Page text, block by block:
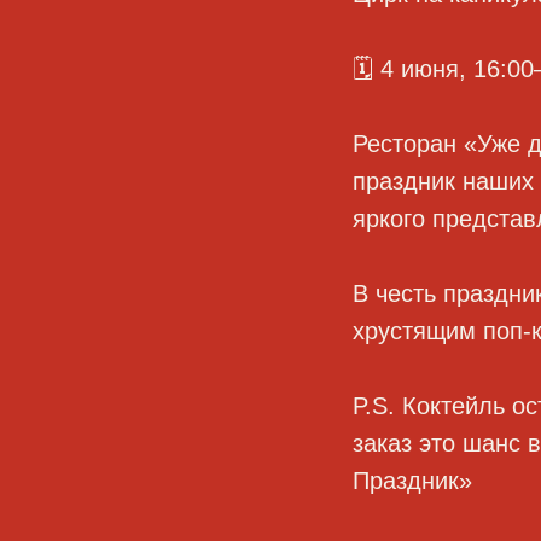
🗓 4 июня,
Ресторан «Уже
праздник наших
яркого
В честь
хрустящим поп-
P.S. Коктейль
заказ это шанс
Праздник»